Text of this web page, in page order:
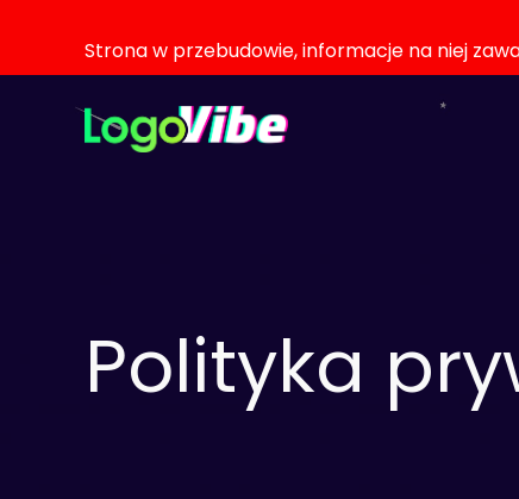
Strona w przebudowie, informacje na niej
Polityka